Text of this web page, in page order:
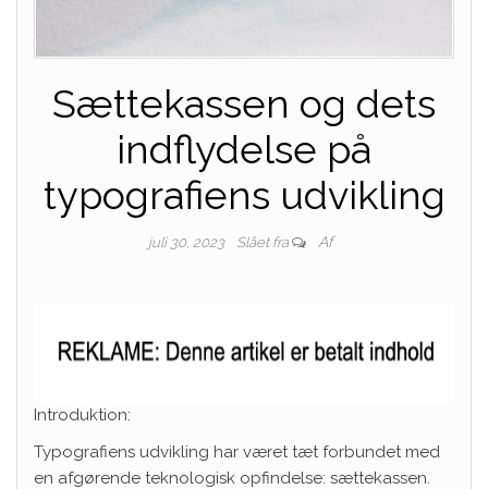
Sættekassen og dets
indflydelse på
typografiens udvikling
juli 30, 2023 Slået fra Af
Introduktion:
Typografiens udvikling har været tæt forbundet med
en afgørende teknologisk opfindelse: sættekassen.